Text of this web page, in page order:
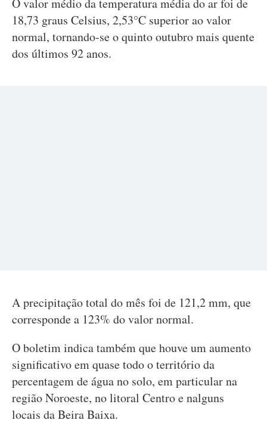
O valor médio da temperatura média do ar foi de
18,73 graus Celsius, 2,53°C superior ao valor
normal, tornando-se o quinto outubro mais quente
dos últimos 92 anos.
A precipitação total do mês foi de 121,2 mm, que
corresponde a 123% do valor normal.
O boletim indica também que houve um aumento
significativo em quase todo o território da
percentagem de água no solo, em particular na
região Noroeste, no litoral Centro e nalguns
locais da Beira Baixa.